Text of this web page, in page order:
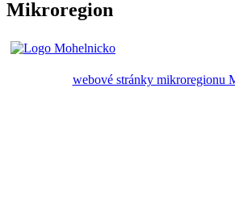
Mikroregion
webové stránky mikroregionu